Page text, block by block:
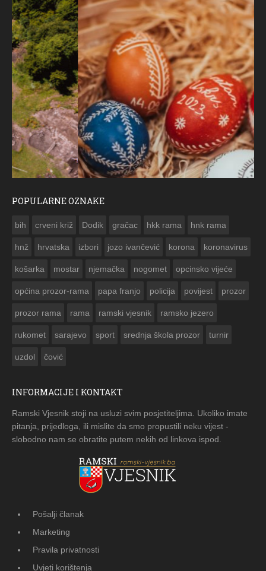
POPULARNE OZNAKE
bih crveni križ Dodik gračac hkk rama hnk rama
hnž hrvatska izbori jozo ivančević korona koronavirus
košarka mostar njemačka nogomet opcinsko vijeće
općina prozor-rama papa franjo policija povijest prozor
prozor rama rama ramski vjesnik ramsko jezero
rukomet sarajevo sport srednja škola prozor turnir
uzdol čović
INFORMACIJE I KONTAKT
Ramski Vjesnik stoji na usluzi svim posjetiteljima. Ukoliko imate
pitanja, prijedloga, ili mislite da smo propustili neku vijest -
slobodno nam se obratite putem nekih od linkova ispod.
Pošalji članak
Marketing
Pravila privatnosti
Uvjeti korištenja